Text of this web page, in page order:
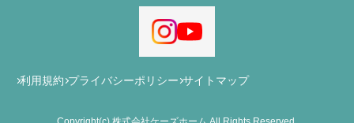
利用規約 プライバシーポリシー サイトマップ